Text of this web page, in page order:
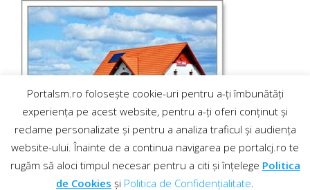
Portalsm.ro folosește cookie-uri pentru a-ți îmbunătăți
experiența pe acest website, pentru a-ți oferi conținut și
reclame personalizate și pentru a analiza traficul și audiența
website-ului. Înainte de a continua navigarea pe portalcj.ro te
rugăm să aloci timpul necesar pentru a citi și înțelege Politica
de Cookies și Politica de Confidențialitate.